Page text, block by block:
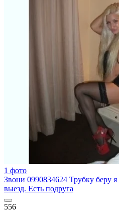
1 фото
Звони 0990834624 Трубку беру
выезд. Есть подруга
556